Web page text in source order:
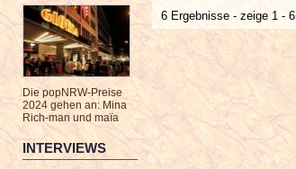
Die popNRW-Preise
2024 gehen an: Mina
Rich-man und maïa
INTERVIEWS
6 Ergebnisse - zeige 1 - 6